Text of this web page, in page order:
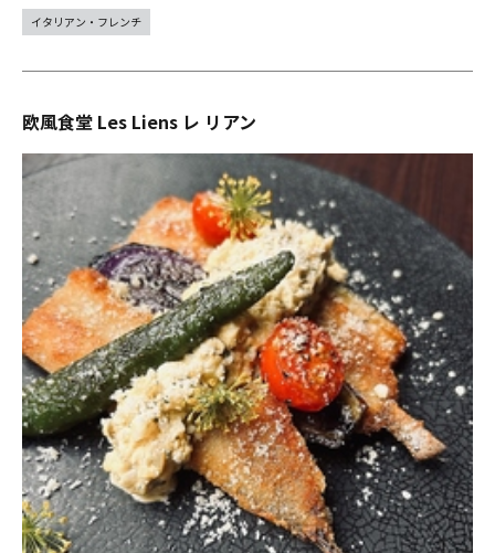
イタリアン・フレンチ
欧風食堂 Les Liens レ リアン